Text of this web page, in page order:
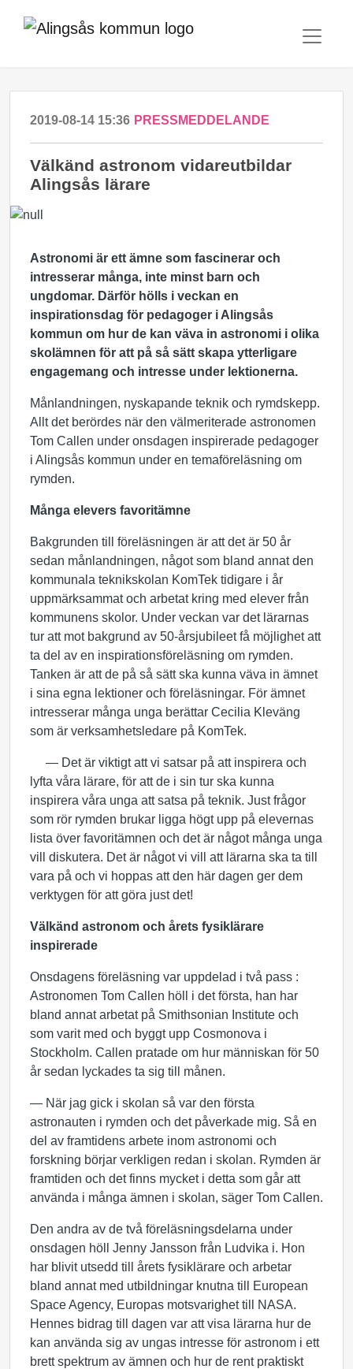
2019-08-14 15:36 PRESSMEDDELANDE
Välkänd astronom vidareutbildar
Alingsås lärare
Astronomi är ett ämne som fascinerar och
intresserar många, inte minst barn och
ungdomar. Därför hölls i veckan en
inspirationsdag för pedagoger i Alingsås
kommun om hur de kan väva in astronomi i olika
skolämnen för att på så sätt skapa ytterligare
engagemang och intresse under lektionerna.
Månlandningen, nyskapande teknik och rymdskepp.
Allt det berördes när den välmeriterade astronomen
Tom Callen under onsdagen inspirerade pedagoger
i Alingsås kommun under en temaföreläsning om
rymden.
Många elevers favoritämne
Bakgrunden till föreläsningen är att det är 50 år
sedan månlandningen, något som bland annat den
kommunala teknikskolan KomTek tidigare i år
uppmärksammat och arbetat kring med elever från
kommunens skolor. Under veckan var det lärarnas
tur att mot bakgrund av 50-årsjubileet få möjlighet att
ta del av en inspirationsföreläsning om rymden.
Tanken är att de på så sätt ska kunna väva in ämnet
i sina egna lektioner och föreläsningar. För ämnet
intresserar många unga berättar Cecilia Kleväng
som är verksamhetsledare på KomTek.
— Det är viktigt att vi satsar på att inspirera och
lyfta våra lärare, för att de i sin tur ska kunna
inspirera våra unga att satsa på teknik. Just frågor
som rör rymden brukar ligga högt upp på elevernas
lista över favoritämnen och det är något många unga
vill diskutera. Det är något vi vill att lärarna ska ta till
vara på och vi hoppas att den här dagen ger dem
verktygen för att göra just det!
Välkänd astronom och årets fysiklärare
inspirerade
Onsdagens föreläsning var uppdelad i två pass :
Astronomen Tom Callen höll i det första, han har
bland annat arbetat på Smithsonian Institute och
som varit med och byggt upp Cosmonova i
Stockholm. Callen pratade om hur människan för 50
år sedan lyckades ta sig till månen.
— När jag gick i skolan så var den första
astronauten i rymden och det påverkade mig. Så en
del av framtidens arbete inom astronomi och
forskning börjar verkligen redan i skolan. Rymden är
framtiden och det finns mycket i detta som går att
använda i många ämnen i skolan, säger Tom Callen.
Den andra av de två föreläsningsdelarna under
onsdagen höll Jenny Jansson från Ludvika i. Hon
har blivit utsedd till årets fysiklärare och arbetar
bland annat med utbildningar knutna till European
Space Agency, Europas motsvarighet till NASA.
Hennes bidrag till dagen var att visa lärarna hur de
kan använda sig av ungas intresse för astronom i ett
brett spektrum av ämnen och hur de rent praktiskt